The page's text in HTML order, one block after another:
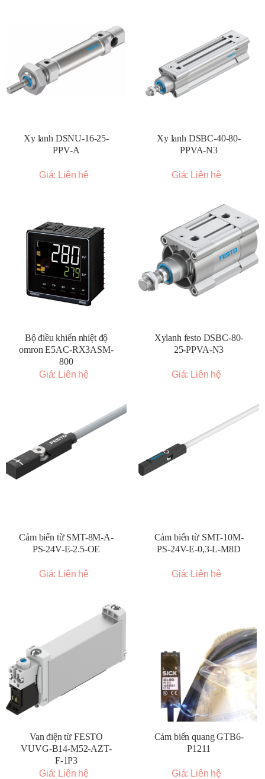
Xy lanh DSNU-16-25-
PPV-A
Giá: Liên hệ
Xy lanh DSBC-40-80-
PPVA-N3
Giá: Liên hệ
Bộ điều khiển nhiệt độ
omron E5AC-RX3ASM-
800
Giá: Liên hệ
Xylanh festo DSBC-80-
25-PPVA-N3
Giá: Liên hệ
Cảm biến từ SMT-8M-A-
PS-24V-E-2.5-OE
Giá: Liên hệ
Cảm biến từ SMT-10M-
PS-24V-E-0,3-L-M8D
Giá: Liên hệ
Van điện từ FESTO
VUVG-B14-M52-AZT-
F-1P3
Giá: Liên hệ
Cảm biến quang GTB6-
P1211
Giá: Liên hệ